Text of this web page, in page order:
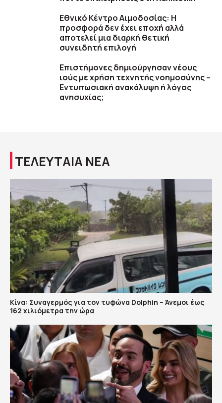
Εθνικό Κέντρο Αιμοδοσίας: H
προσφορά δεν έχει εποχή αλλά
αποτελεί μια διαρκή θετική
συνειδητή επιλογή
Επιστήμονες δημιούργησαν νέους
ιούς με χρήση τεχνητής νοημοσύνης –
Εντυπωσιακή ανακάλυψη ή λόγος
ανησυχίας;
ΤΕΛΕΥΤΑΙΑ ΝΕΑ
Κίνα: Συναγερμός για τον τυφώνα Dolphin – Άνεμοι έως
162 χιλιόμετρα την ώρα